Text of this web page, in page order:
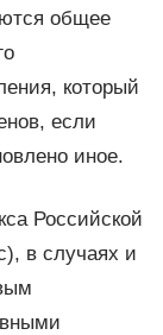
общее
который
если
иное.
Российской
в случаях и